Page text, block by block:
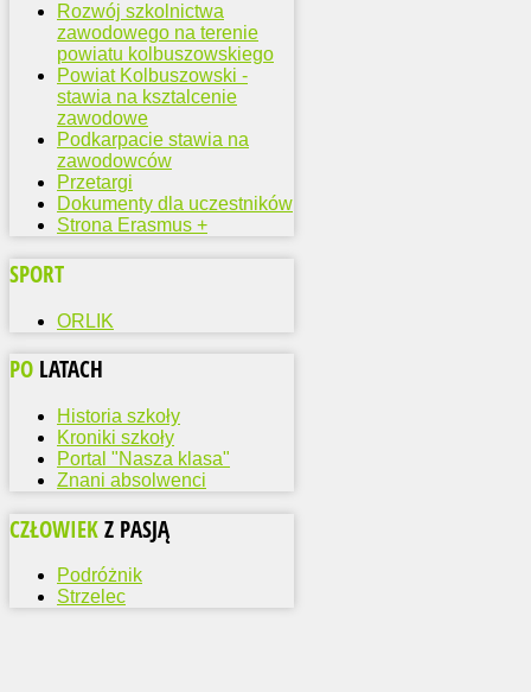
Rozwój szkolnictwa
zawodowego na terenie
powiatu kolbuszowskiego
Powiat Kolbuszowski -
stawia na ksztalcenie
zawodowe
Podkarpacie stawia na
zawodowców
Przetargi
Dokumenty dla uczestników
Strona Erasmus +
SPORT
ORLIK
PO LATACH
Historia szkoły
Kroniki szkoły
Portal "Nasza klasa"
Znani absolwenci
CZŁOWIEK Z PASJĄ
Podróżnik
Strzelec